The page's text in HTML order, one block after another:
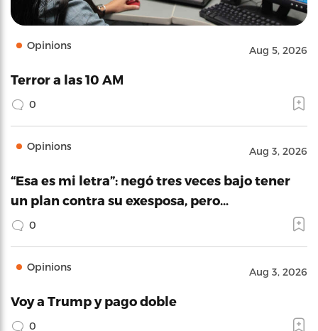
Opinions Aug 5, 2026
Terror a las 10 AM
0
Opinions Aug 3, 2026
“Esa es mi letra”: negó tres veces bajo tener
un plan contra su exesposa, pero…
0
Opinions Aug 3, 2026
Voy a Trump y pago doble
0